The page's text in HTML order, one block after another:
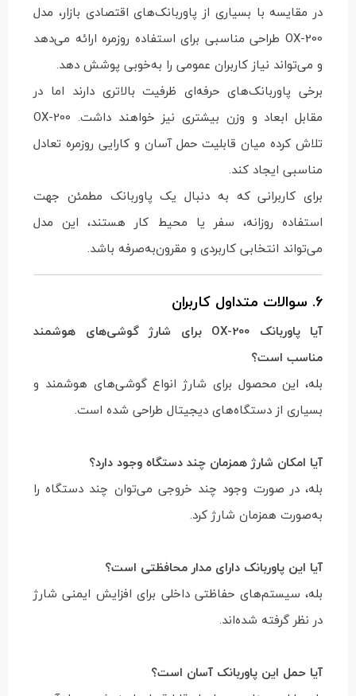
در مقایسه با بسیاری از پاوربانک‌های اقتصادی بازار، مدل
OX-200 طراحی مناسبی برای استفاده روزمره ارائه می‌دهد
و می‌تواند نیاز کاربران عمومی را به‌خوبی پوشش دهد.
برخی پاوربانک‌های حرفه‌ای ظرفیت بالاتری دارند اما در
مقابل ابعاد و وزن بیشتری نیز خواهند داشت. OX-200
تلاش کرده میان قابلیت حمل آسان و کارایی روزمره تعادل
مناسبی ایجاد کند.
برای کاربرانی که به دنبال یک پاوربانک مطمئن جهت
استفاده روزانه، سفر یا محیط کار هستند، این مدل
می‌تواند انتخابی کاربردی و مقرون‌به‌صرفه باشد.
6. سوالات متداول کاربران
آیا پاوربانک OX-200 برای شارژ گوشی‌های هوشمند
مناسب است؟
بله، این محصول برای شارژ انواع گوشی‌های هوشمند و
بسیاری از دستگاه‌های دیجیتال طراحی شده است.
آیا امکان شارژ همزمان چند دستگاه وجود دارد؟
بله، در صورت وجود چند خروجی می‌توان چند دستگاه را
به‌صورت همزمان شارژ کرد.
آیا این پاوربانک دارای مدار محافظتی است؟
بله، سیستم‌های حفاظتی داخلی برای افزایش ایمنی شارژ
در نظر گرفته شده‌اند.
آیا حمل این پاوربانک آسان است؟